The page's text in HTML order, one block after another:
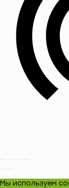
Мы используем